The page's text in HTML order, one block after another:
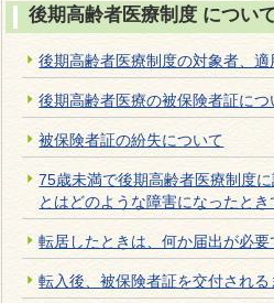
後期高齢者医療制度 につい
後期高齢者医療制度の対象者、
後期高齢者医療の被保険者証につ
被保険者証の紛失について
75歳未満で後期高齢者医療制度に
とはどのような障害になったとき
転居したときは、何か届出が必要
転入後、被保険者証を交付され